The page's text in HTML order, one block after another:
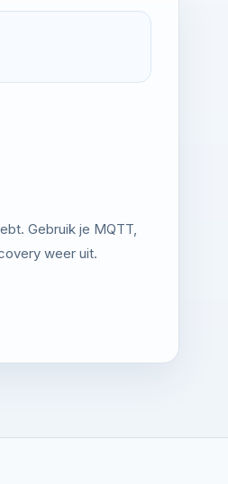
Gebruik je MQTT,
weer uit.